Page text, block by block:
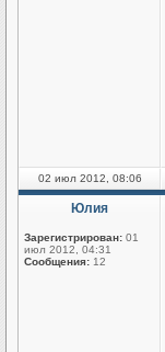
02 июл 2012, 08:06
Юлия
Зарегистрирован: 01
июл 2012, 04:31
Сообщения: 12